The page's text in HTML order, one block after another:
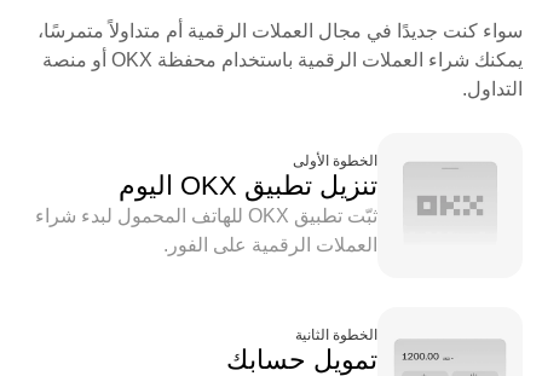
سواء كنت جديدًا في مجال العملات الرقمية أم متداولاً متمرسًا،
يمكنك شراء العملات الرقمية باستخدام محفظة OKX أو منصة
التداول.
الخطوة الأولى
تنزيل تطبيق OKX اليوم
ثبّت تطبيق OKX للهاتف المحمول لبدء شراء
العملات الرقمية على الفور.
الخطوة الثانية
تمويل حسابك